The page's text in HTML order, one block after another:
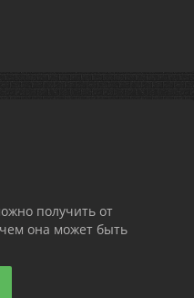
получить от
она может быть